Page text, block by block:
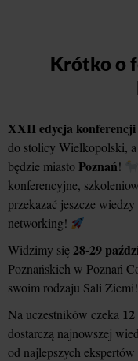
Krótko o
XXII edycja konferencji
do stolicy Wielkopolski,
będzie miasto Poznań!
konferencyjne,
przekazać jeszcze
networking!
Widzimy się28-29
Poznańskich w Poznań
swoim rodzaju Sali Ziemi!
Na uczestników czeka
dostarczą najnowszej
od najlepszych ekspertów